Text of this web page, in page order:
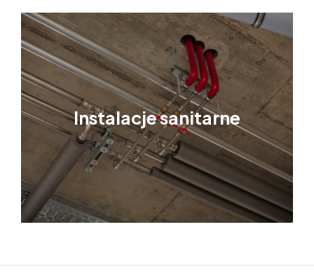
Instalacje sanitarne